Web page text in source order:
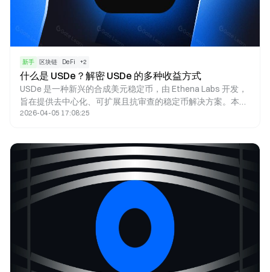
新手 区块链 DeFi +2
什么是 USDe？解密 USDe 的多种收益方式
USDe 是一种新兴的合成美元稳定币，由 Ethena Labs 开发，
旨在提供去中心化、可扩展且抗审查的稳定币解决方案。本文
将详细介绍 USDe 的运作机制、收益来源、以及它如何透过
在提供被动收入方面的潜力。
2026-04-05 17:08:25